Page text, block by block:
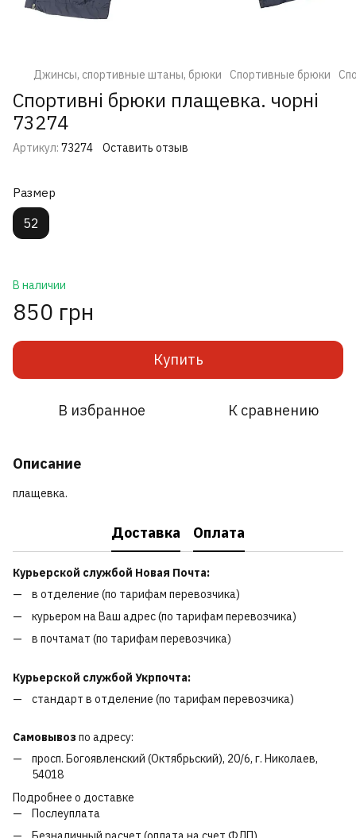
Джинсы, спортивные штаны, брюки Спортивные брюки
Спортивні брюки плащевка. чорні
73274
Артикул: 73274 Оставить отзыв
Размер
52
В наличии
850 грн
Купить
В избранное К сравнению
Описание
плащевка.
Доставка Оплата
Курьерской службой Новая Почта:
в отделение (по тарифам перевозчика)
курьером на Ваш адрес (по тарифам перевозчика)
в почтамат (по тарифам перевозчика)
Курьерской службой Укрпочта:
стандарт в отделение (по тарифам перевозчика)
Самовывозпо адресу:
просп. Богоявленский (Октябрьский), 20/6, г. Николаев,
54018
Подробнее о доставке
Послеуплата